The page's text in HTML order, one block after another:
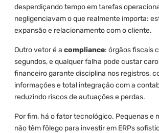
desperdiçando tempo em tarefas
negligenciavam o que realmente importa:
expansão e relacionamento com o cliente.
Outro vetor é a compliance: órgãos fiscais
segundos, e qualquer falha pode custar
financeiro garante disciplina nos registros,
informações e total integração com a
reduzindo riscos de autuações e perdas.
Por fim, há o fator tecnológico. Pequenas e
não têm fôlego para investir em ERPs